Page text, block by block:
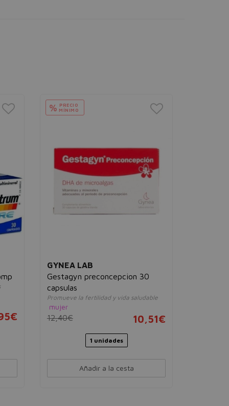
% PRECIO
MÍNIMO
GYNEA LAB
Gestagyn preconcepcion 30
capsulas
Promueve la fertilidad y vida saludable
mujer
12,40€ 10,51€
1 unidades
Añadir a la cesta